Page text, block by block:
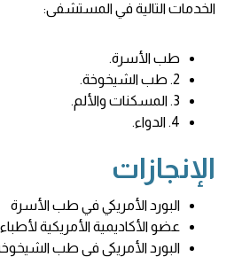
الخدمات التالية في المستشفى:
طب الأسرة.
2. طب الشيخوخة.
3. المسكنات والألم.
4. الدواء.
الإنجازات
البورد الأمريكي في طب الأسرة
عضو الأكاديمية الأمريكية
البورد الأمريكي في طب